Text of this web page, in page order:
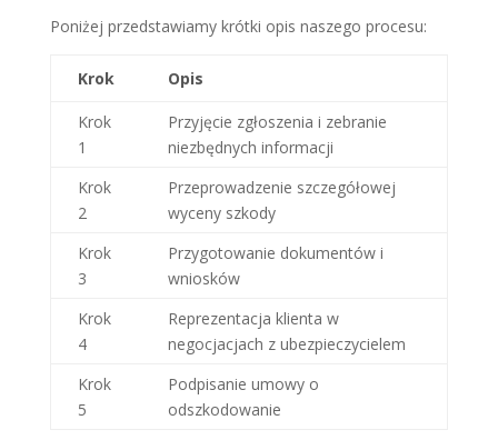
Poniżej przedstawiamy krótki opis naszego procesu:
Krok Opis
Krok
1
Przyjęcie zgłoszenia i zebranie
niezbędnych informacji
Krok
2
Przeprowadzenie szczegółowej
wyceny szkody
Krok
3
Przygotowanie dokumentów i
wniosków
Krok
4
Reprezentacja klienta w
negocjacjach z ubezpieczycielem
Krok
5
Podpisanie umowy o
odszkodowanie